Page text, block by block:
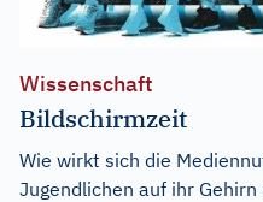
Wissenschaft
Bildschirmzeit
Wie wirkt sich die
Jugendlichen auf ihr